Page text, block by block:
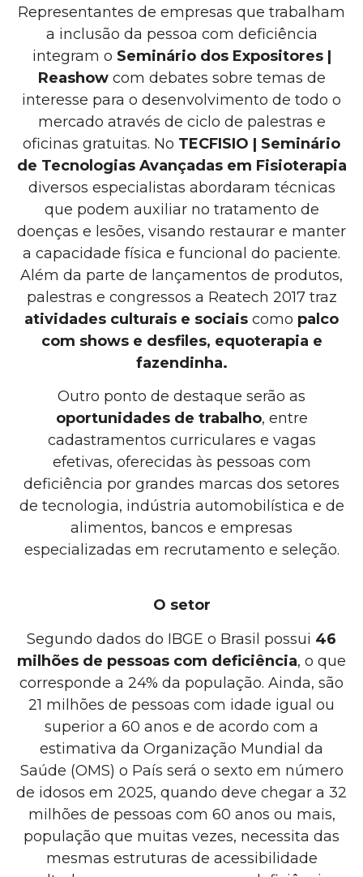
Representantes de empresas que trabalham
a inclusão da pessoa com deficiência
integram o Seminário dos Expositores |
Reashow com debates sobre temas de
interesse para o desenvolvimento de todo o
mercado através de ciclo de palestras e
oficinas gratuitas. No TECFISIO | Seminário
de Tecnologias Avançadas em Fisioterapia
diversos especialistas abordaram técnicas
que podem auxiliar no tratamento de
doenças e lesões, visando restaurar e manter
a capacidade física e funcional do paciente.
Além da parte de lançamentos de produtos,
palestras e congressos a Reatech 2017 traz
atividades culturais e sociais como palco
com shows e desfiles, equoterapia e
fazendinha.
Outro ponto de destaque serão as
oportunidades de trabalho, entre
cadastramentos curriculares e vagas
efetivas, oferecidas às pessoas com
deficiência por grandes marcas dos setores
de tecnologia, indústria automobilística e de
alimentos, bancos e empresas
especializadas em recrutamento e seleção.
O setor
Segundo dados do IBGE o Brasil possui 46
milhões de pessoas com deficiência, o que
corresponde a 24% da população. Ainda, são
21 milhões de pessoas com idade igual ou
superior a 60 anos e de acordo com a
estimativa da Organização Mundial da
Saúde (OMS) o País será o sexto em número
de idosos em 2025, quando deve chegar a 32
milhões de pessoas com 60 anos ou mais,
população que muitas vezes, necessita das
mesmas estruturas de acessibilidade